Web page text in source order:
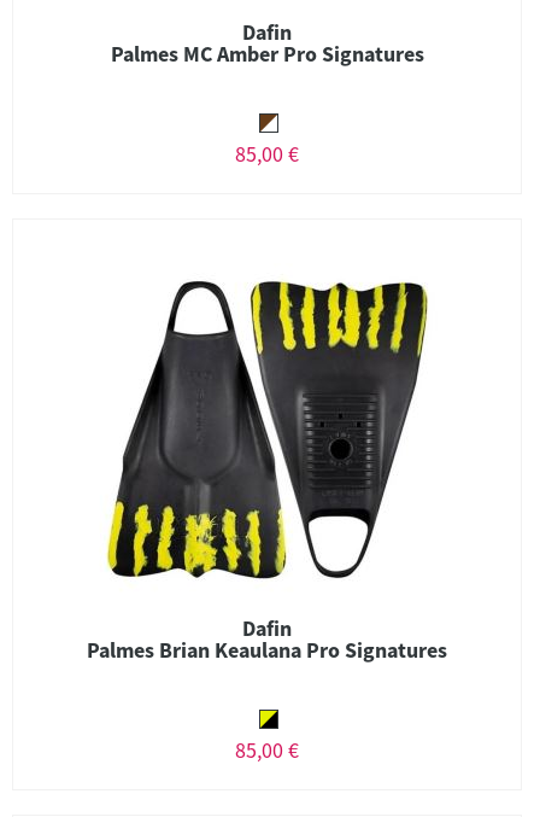
Dafin
Palmes MC Amber Pro Signatures
85,00 €
Dafin
Palmes Brian Keaulana Pro Signatures
85,00 €